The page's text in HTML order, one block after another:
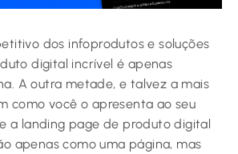
dos infoprodutos e soluções
digital incrível é apenas
A outra metade, e talvez a mais
como você o apresenta ao seu
a landing page de produto digital
apenas como uma página, mas